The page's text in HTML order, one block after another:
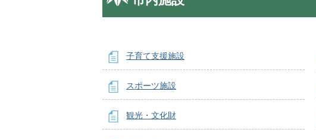
子育て支援施設
スポーツ施設
観光・文化財